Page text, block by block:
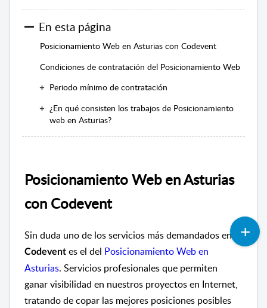
En esta página
Posicionamiento Web en Asturias con Codevent
Condiciones de contratación del Posicionamiento Web
Periodo mínimo de contratación
¿En qué consisten los trabajos de Posicionamiento
web en Asturias?
Posicionamiento Web en Asturias
con Codevent
Sin duda uno de los servicios más demandados en
Codevent es el del Posicionamiento Web en
Asturias. Servicios profesionales que permiten
ganar visibilidad en nuestros proyectos en Internet,
tratando de copar las mejores posiciones posibles